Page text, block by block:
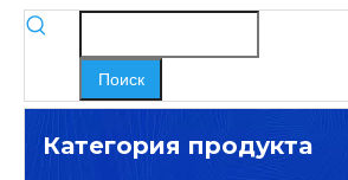
Поиск
Категория продукта